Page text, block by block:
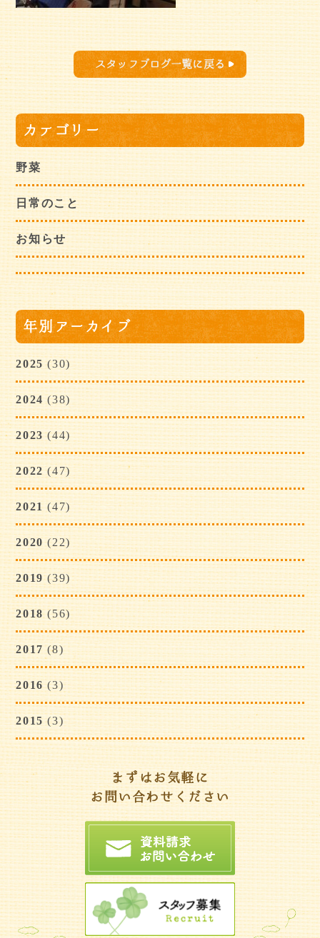
スタッフブログ一覧に戻る
カテゴリー
野菜
日常のこと
お知らせ
年別アーカイブ
2025 (30)
2024(38)
2023(44)
2022(47)
2021 (47)
2020 (22)
2019(39)
2018(56)
2017 (8)
2016(3)
2015 (3)
まずはお気軽に
お問い合わせください